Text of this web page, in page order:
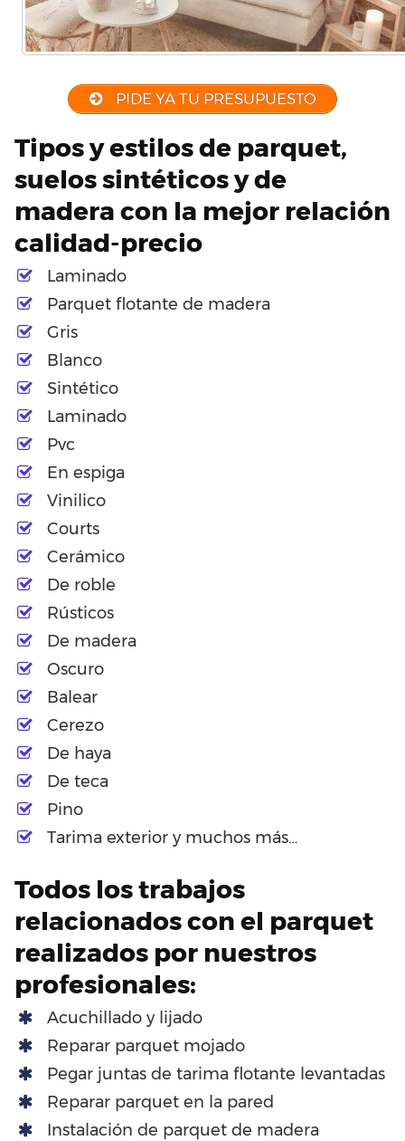
PIDE YA TU PRESUPUESTO
Tipos y estilos de parquet,
suelos sintéticos y de
madera con la mejor relación
calidad-precio
Laminado
Parquet flotante de madera
Gris
Blanco
Sintético
Laminado
Pvc
En espiga
Vinilico
Courts
Cerámico
De roble
Rústicos
De madera
Oscuro
Balear
Cerezo
De haya
De teca
Pino
Tarima exterior y muchos más…
Todos los trabajos
relacionados con el parquet
realizados por nuestros
profesionales:
Acuchillado y lijado
Reparar parquet mojado
Pegar juntas de tarima flotante levantadas
Reparar parquet en la pared
Instalación de parquet de madera